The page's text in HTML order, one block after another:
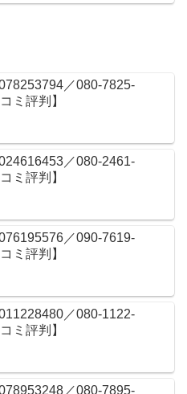
／080-7825-
ミ評判】
／080-2461-
ミ評判】
／090-7619-
ミ評判】
／080-1122-
ミ評判】
／080-7895-